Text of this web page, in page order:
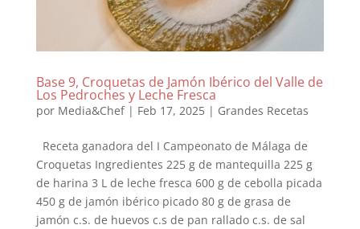
Base 9, Croquetas de Jamón Ibérico del Valle de
Los Pedroches y Leche Fresca
por Media&Chef| Feb 17, 2025| Grandes Recetas
Receta ganadora del I Campeonato de Málaga de
Croquetas Ingredientes 225 g de mantequilla 225 g
de harina 3 L de leche fresca 600 g de cebolla picada
450 g de jamón ibérico picado 80 g de grasa de
jamón c.s. de huevos c.s de pan rallado c.s. de sal